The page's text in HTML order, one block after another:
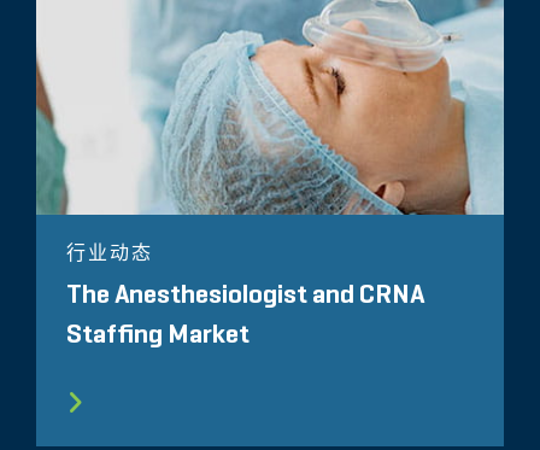
行业动态
The Anesthesiologist and CRNA
Staffing Market